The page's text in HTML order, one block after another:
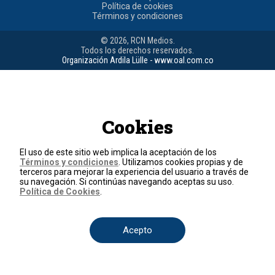
Política de cookies
Términos y condiciones
© 2026, RCN Medios.
Todos los derechos reservados.
Organización Ardila Lülle - www.oal.com.co
Cookies
El uso de este sitio web implica la aceptación de los
Términos y condiciones . Utilizamos cookies propias y de
terceros para mejorar la experiencia del usuario a través de
su navegación. Si continúas navegando aceptas su uso.
Política de Cookies
Acepto